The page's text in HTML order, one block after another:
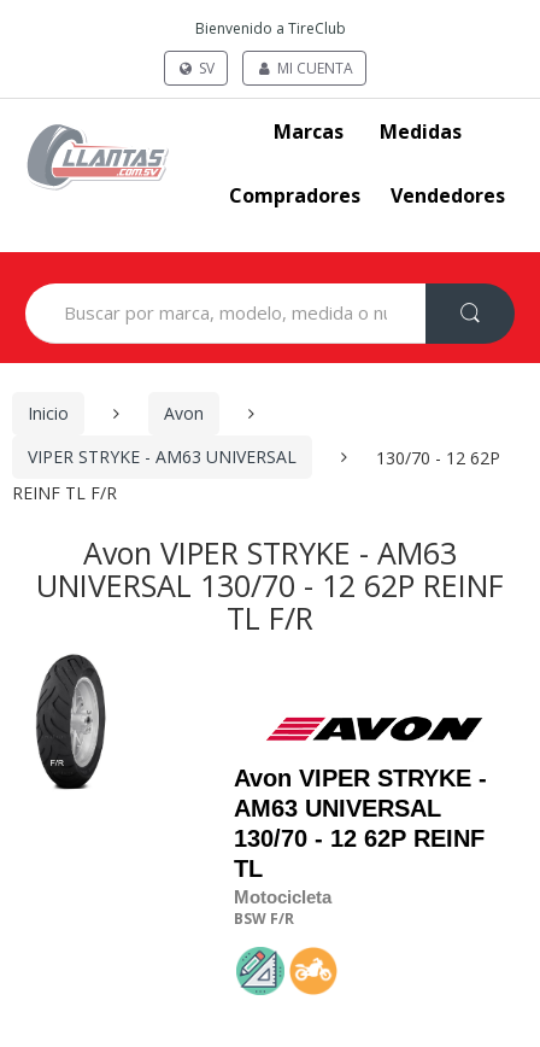
Bienvenido a TireClub
SV
MI CUENTA
Marcas Medidas
Compradores Vendedores
Search
for:
Inicio
Avon
VIPER STRYKE - AM63 UNIVERSAL
130/70 - 12 62P
REINF TL F/R
Avon VIPER STRYKE - AM63
UNIVERSAL 130/70 - 12 62P REINF
TL F/R
Avon VIPER STRYKE -
AM63 UNIVERSAL
130/70 - 12 62P REINF
TL
Motocicleta
BSW F/R